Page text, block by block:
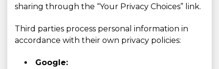
sharing through the “Your Privacy Choices” link.
Third parties process personal information in
accordance with their own privacy policies:
Google: